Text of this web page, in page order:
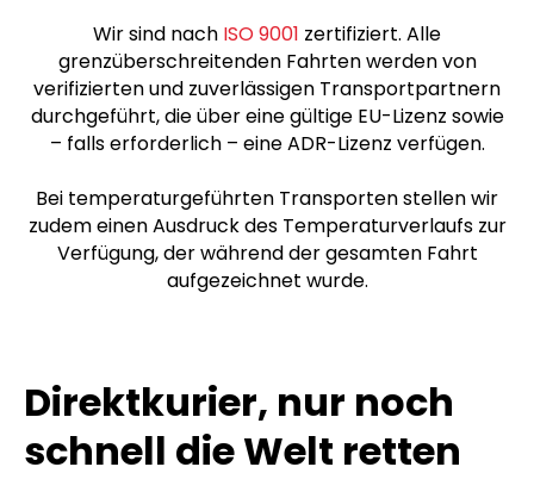
Wir sind nach ISO 9001 zertifiziert. Alle
grenzüberschreitenden Fahrten werden von
verifizierten und zuverlässigen Transportpartnern
durchgeführt, die über eine gültige EU-Lizenz sowie
– falls erforderlich – eine ADR-Lizenz verfügen.
Bei temperaturgeführten Transporten stellen wir
zudem einen Ausdruck des Temperaturverlaufs zur
Verfügung, der während der gesamten Fahrt
aufgezeichnet wurde.
Direktkurier, nur noch
schnell die Welt retten